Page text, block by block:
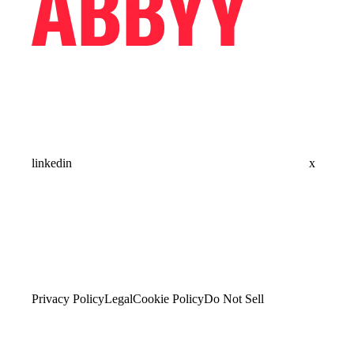
linkedin x
Privacy PolicyLegalCookie PolicyDo Not Sell